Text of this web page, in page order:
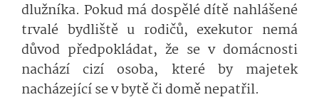
dlužníka. Pokud má dospělé dítě nahlášené
trvalé bydliště u rodičů, exekutor nemá
důvod předpokládat, že se v domácnosti
nachází cizí osoba, které by majetek
nacházející se v bytě či domě nepatřil.